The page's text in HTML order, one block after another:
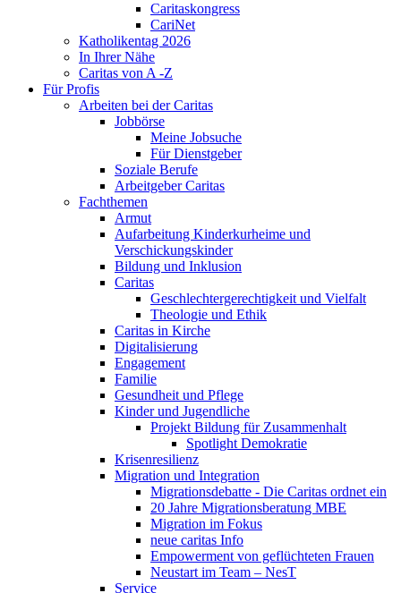
Caritaskongress
CariNet
Katholikentag 2026
In Ihrer Nähe
Caritas von A -Z
Für Profis
Arbeiten bei der Caritas
Jobbörse
Meine Jobsuche
Für Dienstgeber
Soziale Berufe
Arbeitgeber Caritas
Fachthemen
Armut
Aufarbeitung Kinderkurheime und
Verschickungskinder
Bildung und Inklusion
Caritas
Geschlechtergerechtigkeit und Vielfalt
Theologie und Ethik
Caritas in Kirche
Digitalisierung
Engagement
Familie
Gesundheit und Pflege
Kinder und Jugendliche
Projekt Bildung für Zusammenhalt
Spotlight Demokratie
Krisenresilienz
Migration und Integration
Migrationsdebatte - Die Caritas ordnet ein
20 Jahre Migrationsberatung MBE
Migration im Fokus
neue caritas Info
Empowerment von geflüchteten Frauen
Neustart im Team – NesT
Service